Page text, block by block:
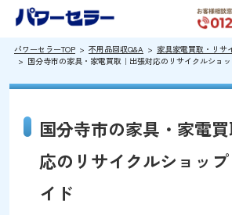
パワーセラーTOP 不用品回収Q&A
家具家電買取・リサ
国分寺市の家具・家電買取｜出張対応のリサイクルショ
国分寺市の家具・家電
応のリサイクルショッ
イド